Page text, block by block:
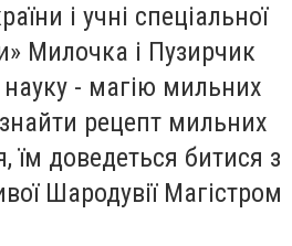
і учні спеціальної
Милочка і Пузирчик
- магію мильних
рецепт мильних
їм доведеться битися з
Шародувії Магістром